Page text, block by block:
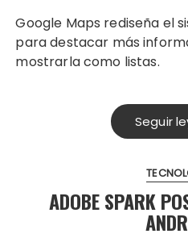
Google Maps rediseña el sistema de notificaciones
para destacar más
mostrarla como listas.
Seguir
ADOBE SPARK